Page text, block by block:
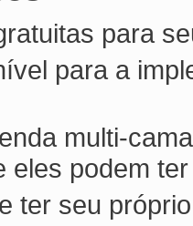
para
para a
multi-
eles podem
ter seu